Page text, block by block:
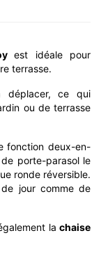
est idéale pour
terrasse.
déplacer, ce qui
ou de terrasse
fonction deux-en-
porte-parasol le
ronde réversible.
jour comme de
la chaise